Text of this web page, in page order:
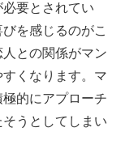
要とされてい
を感じるのがこ
との関係がマン
くなります。マ
的にアプローチ
うとしてしまい